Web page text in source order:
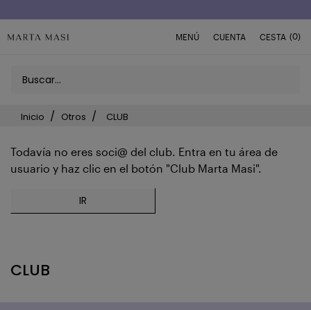
MENÚ CUENTA CESTA (0)
Inicio Otros CLUB
CLUB
Todavía no eres soci@ del club. Entra en tu área de
usuario y haz clic en el botón "Club Marta Masi".
IR